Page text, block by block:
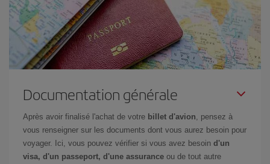
Documentation générale
Après avoir finalisé l'achat de votre billet d'avion , pensez à
vous renseigner sur les documents dont vous aurez besoin pour
voyager. Ici, vous pouvez vérifier si vous avez besoin d'un
visa, d'un passeport, d'une assurance ou de tout autre